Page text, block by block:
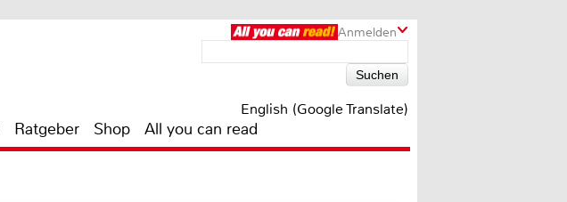
Anmelden
English (Google Translate)
Ratgeber Shop All you can read